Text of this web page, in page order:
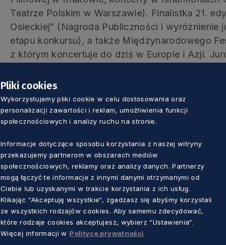
Teatrze Polskim w Warszawie). Finalistka 21.
Osieckiej” (Nagroda Publiczności i wyróżnienie
etapu konkursu), a także Międzynarodowego
z którym koncertuje do dziś w Europie i Azji.
„Śpiewamy Razem: All Together Now”.
Opole 2020” w odcinku z piosenkami Zbigniewa
Marcin Januszkiewicz
Aktor, wokalista i autor piosenek. Karierę
warszawskiej Akademii Teatralnej. Występował
Teatru Współczesnego, Teatru Studio, Teatru
Komedia, Teatru Studio Buffo. W Rampie wcielił
Musical Hotelu“ w reżyserii Michała Walczaka,
Targówku – na Scenie Impresaryjnej Domu
„Édith i Marlene” w reżyserii Marii Seweryn.
Komponuje i pisze teksty piosenek.
Pliki cookies
Wykorzystujemy pliki cookie w celu dostosowania oraz
personalizacji zawartości i reklam, umożliwienia funkcji
społecznościowych i analizy ruchu na stronie.
Informacje dotyczące sposobu korzystania z naszej witryny
przekazujemy partnerom w obszarach mediów
społecznościowych, reklamy oraz analizy danych. Partnerzy
mogą łączyć te informacje z innymi danymi otrzymanymi od
Ciebie lub uzyskanymi w trakcie korzystania z ich usług.
Klikając “Akceptuję wszystkie“, zgadzasz się abyśmy korzystali
ze wszystkich rodzajów cookies. Aby samemu zdecydować,
które rodzaje cookies akceptujesz, wybierz “Ustawienia“.
Więcej informacji w Polityce prywatności